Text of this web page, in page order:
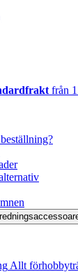
från
Allt